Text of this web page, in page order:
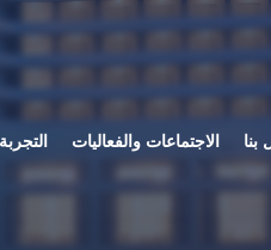
التجربة الاجتماعات والفعاليات بنا